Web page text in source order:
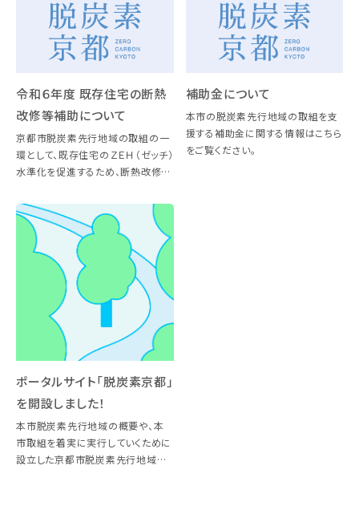
再エネ１００％電力プランの詳細は
こちらをご覧ください。 また、協議
料ダウンロードからご覧いただけま
令和６年度 既存住宅の断熱
改修等補助について
京都市脱炭素先行地域の取組の一
環として、既存住宅のＺＥＨ（ゼッチ）
水準化を促進するため、断熱改修に
池、省エネ機器（エアコン、調光式
LED照明等）の導入に係る費用を支
援します。 断熱改修等補助 […]
補助金について
本市の脱炭素先行地域の取組を支
援する補助金に関する情報はこちら
をご覧ください。
ポータルサイト「脱炭素京都」
を開設しました！
本市脱炭素先行地域の概要や、本
市取組を着実に実行していくために
設立した京都市脱炭素先行地域推